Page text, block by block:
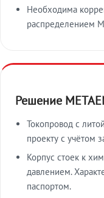
Необходима
распределением
Решение
Токопровод с
проекту с учётом
Корпус стоек к
давлением.
паспортом.